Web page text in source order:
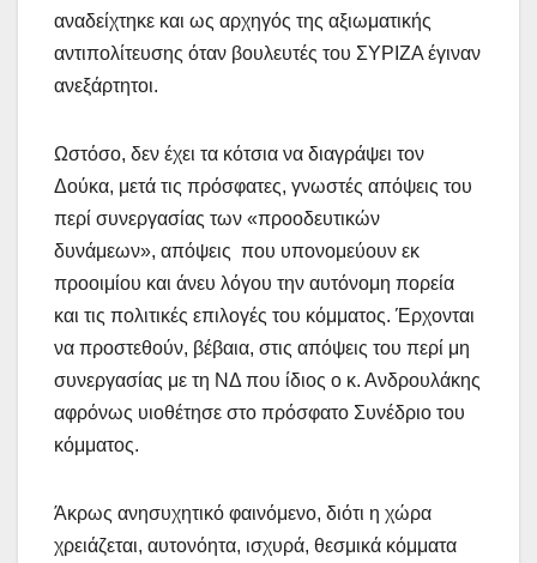
αναδείχτηκε και ως αρχηγός της αξιωματικής
αντιπολίτευσης όταν βουλευτές του ΣΥΡΙΖΑ έγιναν
ανεξάρτητοι.
Ωστόσο, δεν έχει τα κότσια να διαγράψει τον
Δούκα, μετά τις πρόσφατες, γνωστές απόψεις του
περί συνεργασίας των «προοδευτικών
δυνάμεων», απόψεις που υπονομεύουν εκ
προοιμίου και άνευ λόγου την αυτόνομη πορεία
και τις πολιτικές επιλογές του κόμματος. Έρχονται
να προστεθούν, βέβαια, στις απόψεις του περί μη
συνεργασίας με τη ΝΔ που ίδιος ο κ. Ανδρουλάκης
αφρόνως υιοθέτησε στο πρόσφατο Συνέδριο του
κόμματος.
Άκρως ανησυχητικό φαινόμενο, διότι η χώρα
χρειάζεται, αυτονόητα, ισχυρά, θεσμικά κόμματα